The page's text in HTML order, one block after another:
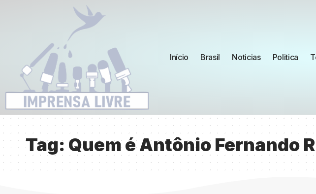
Início Brasil Noticias Politica
Tag: Quem é Antônio Fernando